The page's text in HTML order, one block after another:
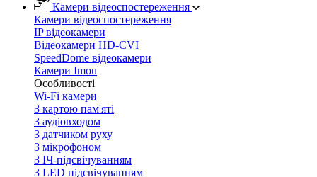
Камери відеоспостереження
Камери відеоспостереження
IP відеокамери
Відеокамери HD-CVI
SpeedDome відеокамери
Камери Imou
Особливості
Wi-Fi камери
З картою пам'яті
З аудіовходом
З датчиком руху
З мікрофоном
З ІЧ-підсвічуванням
З LED підсвічуванням